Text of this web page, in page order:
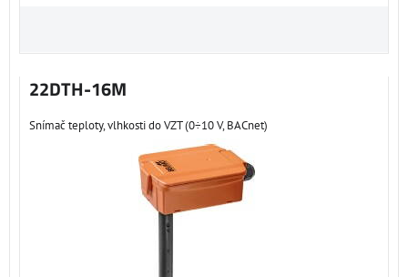
22DTH-16M
Snímač teploty, vlhkosti do VZT (0÷10 V, BACnet)